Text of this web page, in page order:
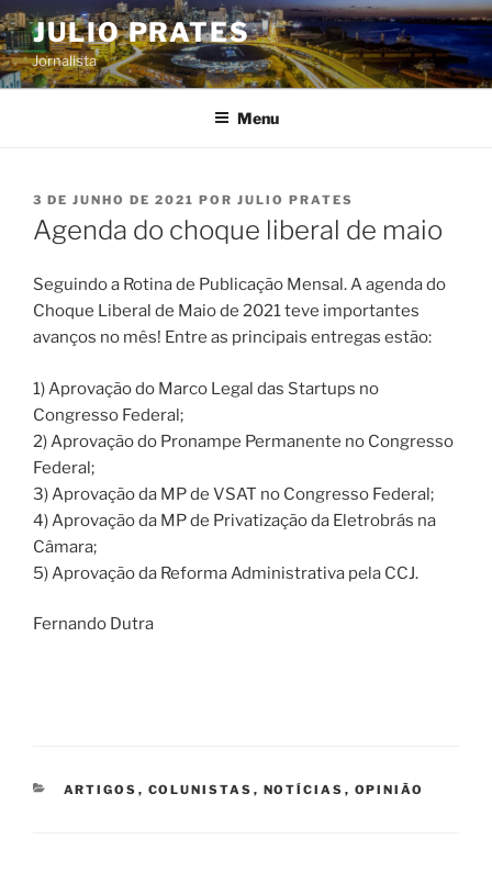
Pular
para
o
conteúdo
JULIO PRATES
Jornalista
Menu
PUBLICADO
EM
3 DE JUNHO DE 2021 POR JULIO PRATES
Agenda do choque liberal de maio
Seguindo a Rotina de Publicação Mensal. A agenda do
Choque Liberal de Maio de 2021 teve importantes
avanços no mês! Entre as principais entregas estão:
1) Aprovação do Marco Legal das Startups no
Congresso Federal;
2) Aprovação do Pronampe Permanente no Congresso
Federal;
3) Aprovação da MP de VSAT no Congresso Federal;
4) Aprovação da MP de Privatização da Eletrobrás na
Câmara;
5) Aprovação da Reforma Administrativa pela CCJ.
Fernando Dutra
CATEGORIAS
ARTIGOS , COLUNISTAS , NOTÍCIAS , OPINIÃO